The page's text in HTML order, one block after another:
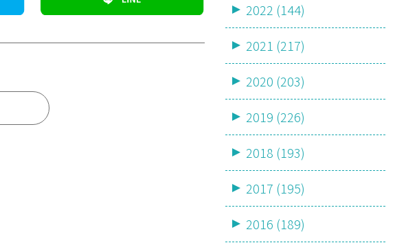
2022 (144)
2021 (217)
2020 (203)
2019 (226)
2018 (193)
2017 (195)
2016 (189)